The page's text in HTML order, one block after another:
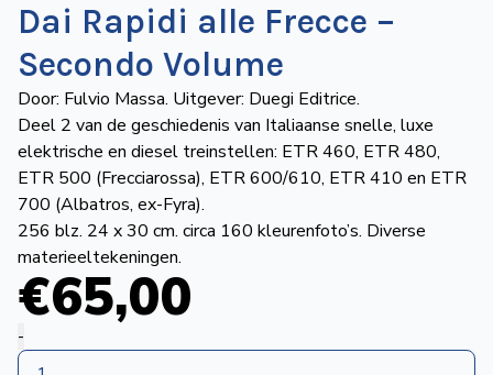
Ons
aanbod
Over
de
NVBS
Wegwijzer
Mijn
NVBS
Dai Rapidi alle Frecce –
Secondo Volume
Door: Fulvio Massa. Uitgever: Duegi Editrice.
Deel 2 van de geschiedenis van Italiaanse snelle, luxe
elektrische en diesel treinstellen: ETR 460, ETR 480,
ETR 500 (Frecciarossa), ETR 600/610, ETR 410 en ETR
700 (Albatros, ex-Fyra).
256 blz. 24 x 30 cm. circa 160 kleurenfoto’s. Diverse
materieeltekeningen.
€65,00
Dai
Rapidi
-